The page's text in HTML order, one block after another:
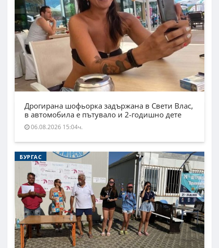
Дрогирана шофьорка задържана в Свети Влас,
в автомобила е пътувало и 2-годишно дете
06.08.2026 15:04ч.
БУРГАС